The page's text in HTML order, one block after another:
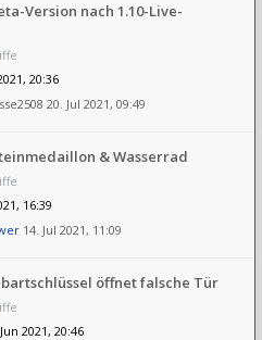
Version nach 1.10-Live-
20:36
20. Jul 2021, 09:49
& Wasserrad
16:39
14. Jul 2021, 11:09
öffnet falsche Tür
2021, 20:46